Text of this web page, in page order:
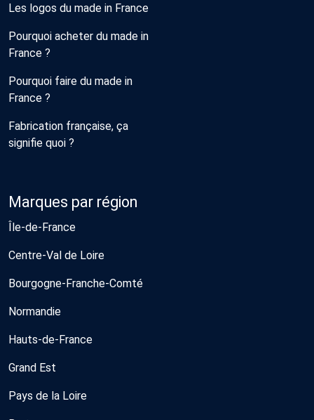
Les logos du made in France
Pourquoi acheter du made in
France ?
Pourquoi faire du made in
France ?
Fabrication française, ça
signifie quoi ?
Marques par région
Île-de-France
Centre-Val de Loire
Bourgogne-Franche-Comté
Normandie
Hauts-de-France
Grand Est
Pays de la Loire